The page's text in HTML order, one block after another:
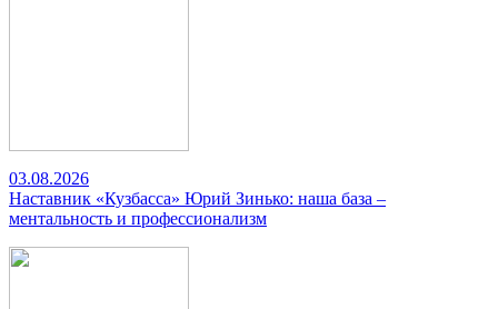
03.08.2026
Наставник «Кузбасса» Юрий Зинько: наша база –
ментальность и профессионализм